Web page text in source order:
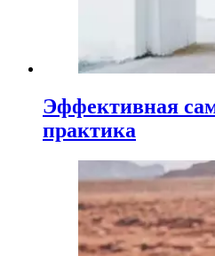
Эффективная
практика